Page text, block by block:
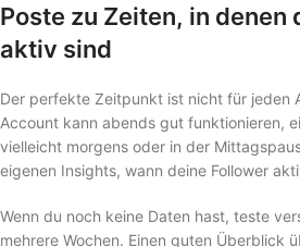
Poste zu Zeiten, in denen
aktiv sind
Der perfekte Zeitpunkt ist nicht für jeden
Account kann abends gut funktionieren,
vielleicht morgens oder in der
eigenen Insights, wann deine Follower
Wenn du noch keine Daten hast, teste
mehrere Wochen. Einen guten Überblick